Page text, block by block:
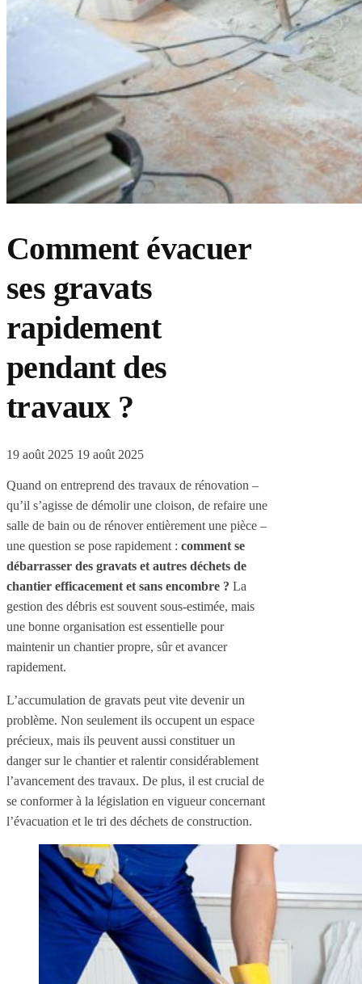
Comment évacuer
ses gravats
rapidement
pendant des
travaux ?
19 août 2025 19 août 2025
Quand on entreprend des travaux de rénovation –
qu’il s’agisse de démolir une cloison, de refaire une
salle de bain ou de rénover entièrement une pièce –
une question se pose rapidement : comment se
débarrasser des gravats et autres déchets de
chantier efficacement et sans encombre ? La
gestion des débris est souvent sous-estimée, mais
une bonne organisation est essentielle pour
maintenir un chantier propre, sûr et avancer
rapidement.
L’accumulation de gravats peut vite devenir un
problème. Non seulement ils occupent un espace
précieux, mais ils peuvent aussi constituer un
danger sur le chantier et ralentir considérablement
l’avancement des travaux. De plus, il est crucial de
se conformer à la législation en vigueur concernant
l’évacuation et le tri des déchets de construction.